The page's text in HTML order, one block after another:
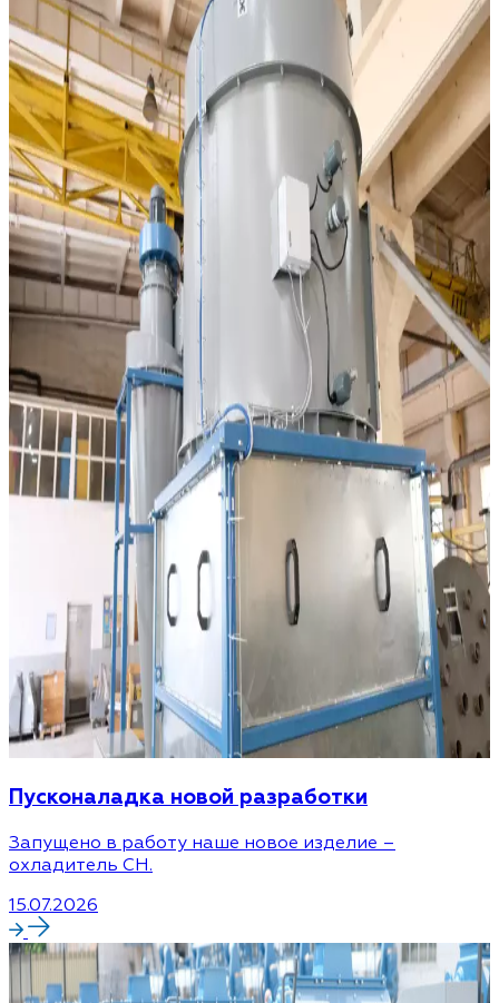
Пусконаладка новой разработки
Запущено в работу наше новое изделие –
охладитель CH.
15.07.2026